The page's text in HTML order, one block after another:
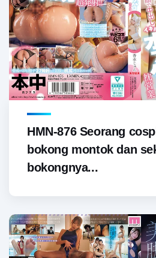
HMN-876 Seorang
bokong montok dan
bokongnya...